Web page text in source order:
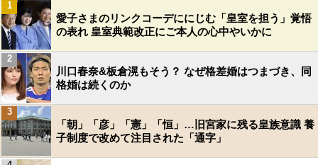
愛子さまのリンクコーデににじむ「皇室を担う」覚悟
の表れ 皇室典範改正にご本人の心中やいかに
1
川口春奈&板倉滉もそう？ なぜ格差婚はつまづき、同
格婚は続くのか
2
「朝」「彦」「憲」「恒」…旧宮家に残る皇族意識 養
子制度で改めて注目された「通字」
3